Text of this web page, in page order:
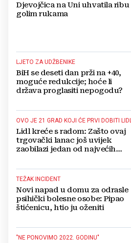
Djevojčica na Uni uhvatila ribu
golim rukama
LJETO ZA UDŽBENIKE
BiH se deseti dan prži na +40,
moguće redukcije; hoće li
država proglasiti nepogodu?
OVO JE 21 GRAD KOJI ĆE PRVI DOBITI LIDL
Lidl kreće s radom: Zašto ovaj
trgovački lanac još uvijek
zaobilazi jedan od najvećih
TEŽAK INCIDENT
Novi napad u domu za odrasle
psihički bolesne osobe: Pipao
štićenicu, htio ju oženiti
"NE PONOVIMO 2022. GODINU"